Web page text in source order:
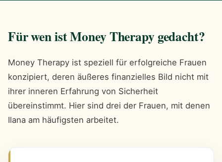
Für wen ist Money Therapy gedacht?
Money Therapy ist speziell für erfolgreiche Frauen
konzipiert, deren äußeres finanzielles Bild nicht mit
ihrer inneren Erfahrung von Sicherheit
übereinstimmt. Hier sind drei der Frauen, mit denen
Ilana am häufigsten arbeitet.